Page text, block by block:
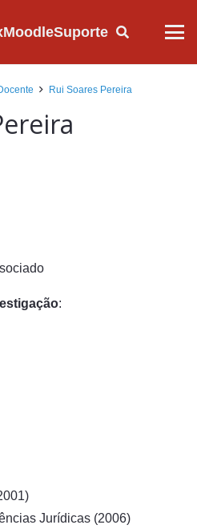
MoodleSuporte
Rui Soares Pereira
:
Jurídicas (2006)